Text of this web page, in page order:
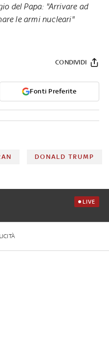
del Papa: "Arrivare ad
le armi nucleari"
Fonti Preferite
CONDIVIDI
DONALD TRUMP
LIVE